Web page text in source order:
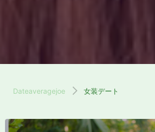
Dateaveragejoe 女装デート